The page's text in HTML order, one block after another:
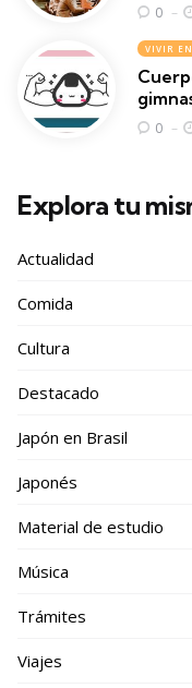
0
VIVIR EN
0
Explora tu
Actualidad
Comida
Cultura
Destacado
Japón en Brasil
Japonés
Material de estudio
Música
Trámites
Viajes